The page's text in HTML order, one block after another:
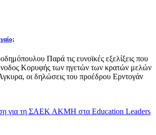
Παρά τις ευνοϊκές εξελίξεις που
Κορυφής των ηγετών των κρατών μελών
οι δηλώσεις του προέδρου Ερντογάν
για τη ΣΑΕΚ ΑΚΜΗ στα Education Leaders